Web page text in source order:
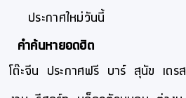
ประกาศใหม่วันนี้
คำค้นหายอดฮิต
โต๊ะจีน
ประกาศฟรี บาร์ สุนัข เดรส